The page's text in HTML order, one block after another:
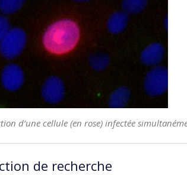
d’une cellule (en rose) infectée
de recherche